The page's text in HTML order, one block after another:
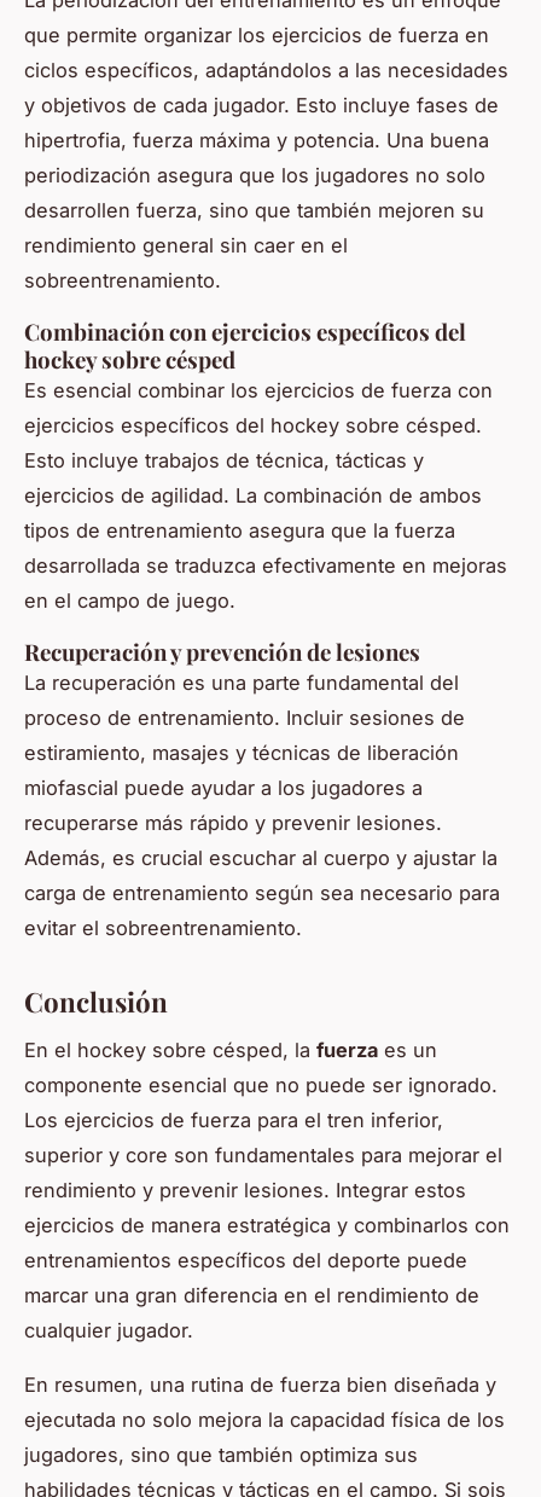
que permite organizar los ejercicios de fuerza en
ciclos específicos, adaptándolos a las necesidades
y objetivos de cada jugador. Esto incluye fases de
hipertrofia, fuerza máxima y potencia. Una buena
periodización asegura que los jugadores no solo
desarrollen fuerza, sino que también mejoren su
rendimiento general sin caer en el
sobreentrenamiento.
Combinación con ejercicios específicos del
hockey sobre césped
Es esencial combinar los ejercicios de fuerza con
ejercicios específicos del hockey sobre césped.
Esto incluye trabajos de técnica, tácticas y
ejercicios de agilidad. La combinación de ambos
tipos de entrenamiento asegura que la fuerza
desarrollada se traduzca efectivamente en mejoras
en el campo de juego.
Recuperación y prevención de lesiones
La recuperación es una parte fundamental del
proceso de entrenamiento. Incluir sesiones de
estiramiento, masajes y técnicas de liberación
miofascial puede ayudar a los jugadores a
recuperarse más rápido y prevenir lesiones.
Además, es crucial escuchar al cuerpo y ajustar la
carga de entrenamiento según sea necesario para
evitar el sobreentrenamiento.
Conclusión
En el hockey sobre césped, la fuerza es un
componente esencial que no puede ser ignorado.
Los ejercicios de fuerza para el tren inferior,
superior y core son fundamentales para mejorar el
rendimiento y prevenir lesiones. Integrar estos
ejercicios de manera estratégica y combinarlos con
entrenamientos específicos del deporte puede
marcar una gran diferencia en el rendimiento de
cualquier jugador.
En resumen, una rutina de fuerza bien diseñada y
ejecutada no solo mejora la capacidad física de los
jugadores, sino que también optimiza sus
habilidades técnicas y tácticas en el campo. Si sois